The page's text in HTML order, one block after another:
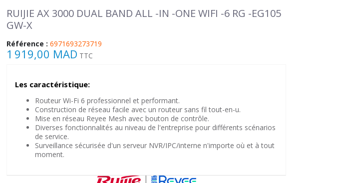
RUIJIE AX 3000 DUAL BAND ALL -IN -ONE WIFI -6 RG -EG105
GW-X
Référence : 6971693273719
1 919,00 MAD TTC
Les caractéristique:
Routeur Wi-Fi 6 professionnel et performant.
Construction de réseau facile avec un routeur sans fil tout-en-u.
Mise en réseau Reyee Mesh avec bouton de contrôle.
Diverses fonctionnalités au niveau de l'entreprise pour différents scénarios
de service.
Surveillance sécurisée d'un serveur NVR/IPC/interne n'importe où et à tout
moment.